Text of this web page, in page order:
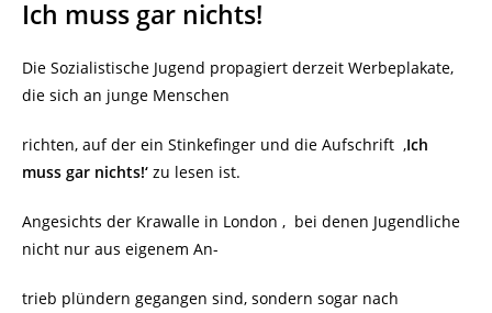
Ich muss gar nichts!
Die Sozialistische Jugend propagiert derzeit Werbeplakate,
die sich an junge Menschen
richten, auf der ein Stinkefinger und die Aufschrift ‚Ich
muss gar nichts!‘ zu lesen ist.
Angesichts der Krawalle in London , bei denen Jugendliche
nicht nur aus eigenem An-
trieb plündern gegangen sind, sondern sogar nach